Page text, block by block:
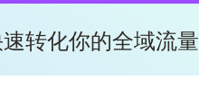
转化你的全域流量